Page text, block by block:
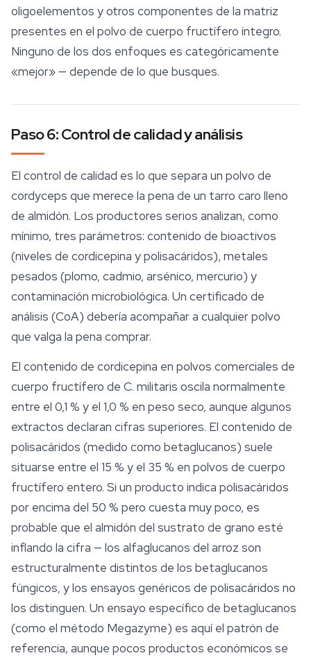
oligoelementos y otros componentes de la matriz
presentes en el polvo de cuerpo fructífero íntegro.
Ninguno de los dos enfoques es categóricamente
«mejor» — depende de lo que busques.
Paso 6: Control de calidad y análisis
El control de calidad es lo que separa un polvo de
cordyceps que merece la pena de un tarro caro lleno
de almidón. Los productores serios analizan, como
mínimo, tres parámetros: contenido de bioactivos
(niveles de cordicepina y polisacáridos), metales
pesados (plomo, cadmio, arsénico, mercurio) y
contaminación microbiológica. Un certificado de
análisis (CoA) debería acompañar a cualquier polvo
que valga la pena comprar.
El contenido de cordicepina en polvos comerciales de
cuerpo fructífero de C. militaris oscila normalmente
entre el 0,1 % y el 1,0 % en peso seco, aunque algunos
extractos declaran cifras superiores. El contenido de
polisacáridos (medido como betaglucanos) suele
situarse entre el 15 % y el 35 % en polvos de cuerpo
fructífero entero. Si un producto indica polisacáridos
por encima del 50 % pero cuesta muy poco, es
probable que el almidón del sustrato de grano esté
inflando la cifra — los alfaglucanos del arroz son
estructuralmente distintos de los betaglucanos
fúngicos, y los ensayos genéricos de polisacáridos no
los distinguen. Un ensayo específico de betaglucanos
(como el método Megazyme) es aquí el patrón de
referencia, aunque pocos productos económicos se